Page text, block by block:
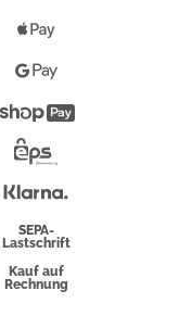
Pay
Google
Pay
Überweisung
SEPA-
Lastschrift
Kauf auf
Rechnung